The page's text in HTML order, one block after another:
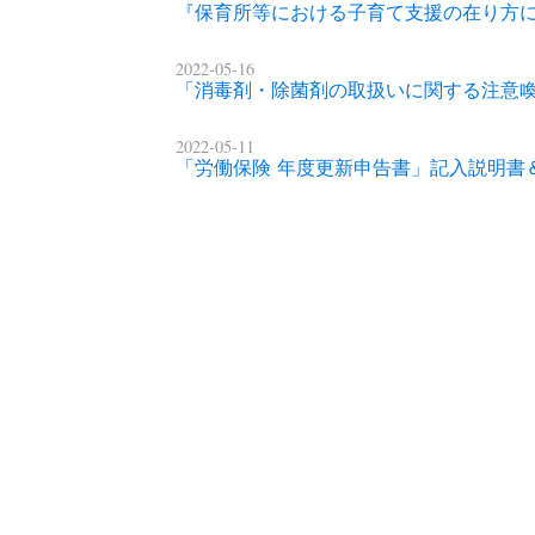
『保育所等における子育て支援の在り
2022-05-16
「消毒剤・除菌剤の取扱いに関する注意
2022-05-11
「労働保険 年度更新申告書」記入説明